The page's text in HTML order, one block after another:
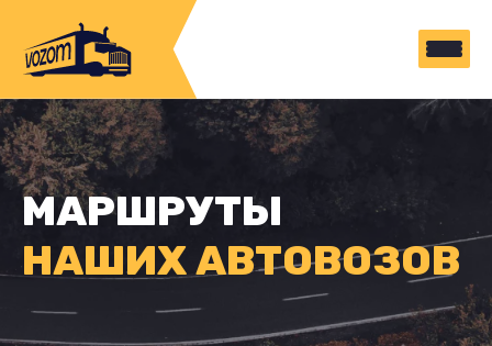
МАРШРУТЫ
НАШИХ АВТОВОЗОВ